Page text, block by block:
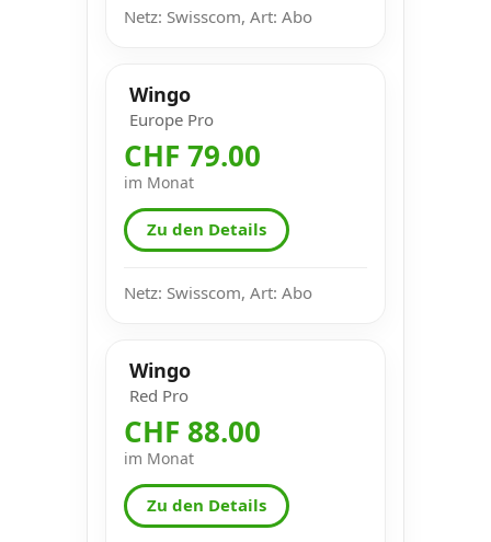
Netz: Swisscom, Art: Abo
Wingo
Europe Pro
CHF 79.00
im Monat
Zu den Details
Netz: Swisscom, Art: Abo
Wingo
Red Pro
CHF 88.00
im Monat
Zu den Details